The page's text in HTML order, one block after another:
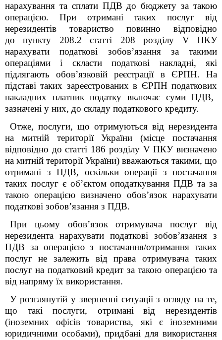
нарахування та сплати ПДВ до бюджету за такою
операцією. При отримані таких послуг від
нерезидентів товариство повинно відповідно
до пункту 208.2 статті 208 розділу V ПКУ
нарахувати податкові зобов’язання за такими
операціями і скласти податкові накладні, які
підлягають обов’язковій реєстрації в ЄРПН. На
підставі таких зареєстрованих в ЄРПН податкових
накладних платник податку включає сумиПДВ,
зазначені у них, до складу податкового кредиту.
Отже, послуги, що отримуються від нерезидента
на митній території України (місце постачання
відповідно до статті 186 розділу V ПКУ визначено
на митній території України) вважаються такими, що
отримані з ПДВ, оскільки операції з постачання
таких послуг є об’єктом оподаткування ПДВ та за
такою операцією визначено обов’язок нарахувати
податкові зобов’язання з ПДВ.
При цьому обов’язок отримувача послуг від
нерезидента нарахувати податкові зобов’язання з
ПДВ за операцією з постачання/отримання таких
послуг не залежить від права отримувача таких
послуг на податковий кредит за такою операцією та
від напряму їх використання.
У розглянутій у зверненні ситуаціїз огляду на те,
що такіпослуги, отримані віднерезидентів
(іноземних офісів товариства, які є іноземними
юридичними особами), придбані для використання